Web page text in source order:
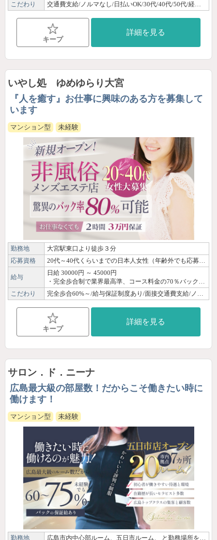
こだわり
交通費支給/ノルマなし/日払いOK/30代/40代/50代/経験者優遇/OL/主婦・子育てママ/体験・見学OK/自由シフト制/短時間OK/副業・WワークOK/駅徒歩圏内/個室待機あり/店泊可能/Wi-Fi完備/制服貸出/研修制度あり/女性講師による講習
キープ
詳細を見る
いやし処 ゆめゆらり大宮
『人を癒す』お仕事に興味のある方を募集して
います
マンション型 未経験
勤務地
大宮駅東口より徒歩３分
応募資格
20代～40代くらいまでの日本人女性（年齢外でも応募可） ・「人を癒す」お仕事に興味がある、または「人を癒すことが好き」な方 ・マッサージを学びたい、技術を身に着けたい方 ・仕事を通じて人間力、女子力を磨きたい方 ・お客様と笑顔で会話できる方 ・おもてなし・マナーを大切にできる方 ・一般社会人の方で、副業で高収入を得たい方 ・未経験者大歓迎！ ・経験者優遇！ 未経験の方は、専属トレーナーが丁寧に技術研修いたします。 必要なのは一生懸命さと笑顔です。 当たり前の事が当たり前に出来るセラピストさんを大募集します。 一般社会人としての常識のある方、ご応募お待ちしております。
給与
日給 30000円 ～ 45000円
・完全歩合制で業界最高準、コース料金の70％バックも可能！ ・月間のご指名本数で さらにお給料はアップします。 ＜お給料の平均例＞ ・1日6H勤務で22,000円から33,000円（勤務時間例：10:00から16:00・17:00から23:00） ・1日8H勤務で30,000円から45,000円（勤務時間例：10:00から18:00・15:00から23:00）
こだわり
完全歩合60%～/給与保証制度あり/面接交通費支給/ノルマなし/日払いOK/30代/40代/未経験/経験者優遇/資格なしOK/OL/主婦・子育てママ/髪色自由/ネイルOK/ピアスOK/体験・見学OK/即日勤務OK/自由シフト制/週1日・月1日OK/平日のみOK/土日祝のみOK/短時間OK/短期OK/副業・WワークOK/駅徒歩圏内/個室待機あり/Wi-Fi完備/制服貸出/研修制度あり
キープ
詳細を見る
サロン．ド．ニーナ
広島最大級の部屋数！だからこそ働きたい時に
働けます！
マンション型 未経験
勤務地